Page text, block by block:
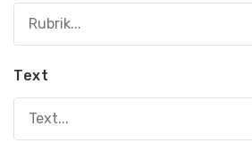
Text